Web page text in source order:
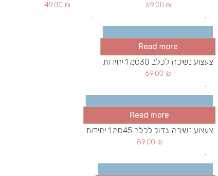
69.00 ₪
49.00 ₪
Read more
צעצוע נשיכה לכלב 30סמ 1 יחידות
69.00 ₪
Read more
צעצוע נשיכה גדול לכלב 45סמ 1 יחידות
89.00 ₪